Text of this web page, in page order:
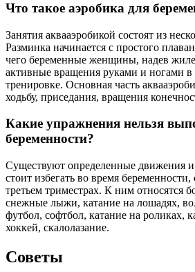
Что такое аэробика для
Занятия аквааэробикой состоят из
Разминка начинается с простого
чего беременные женщины, надев
активные вращения руками и ногами в
тренировке. Основная часть
ходьбу, приседания, вращения
Какие упражнения нельзя
беременности?
Существуют определенные движения
стоит избегать во время
третьем триместрах. К ним относятся
снежные лыжи, катание на лошадях,
футбол, софтбол, катание на роликах,
хоккей, скалолазание.
Советы